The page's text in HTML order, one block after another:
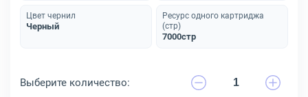
Цвет чернил
Черный
Ресурс одного картриджа
(стр)
7000стр
Выберите количество: